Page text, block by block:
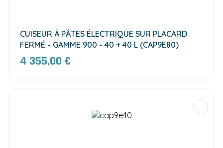
CUISEUR À PÂTES ÉLECTRIQUE SUR PLACARD
FERMÉ - GAMME 900 - 40 + 40 L (CAP9E80)
4 355,00 €